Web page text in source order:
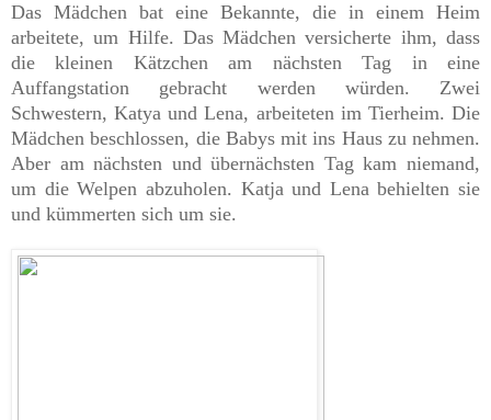
Das Mädchen bat eine Bekannte, die in einem Heim
arbeitete, um Hilfe. Das Mädchen versicherte ihm, dass
die kleinen Kätzchen am nächsten Tag in eine
Auffangstation gebracht werden würden. Zwei
Schwestern, Katya und Lena, arbeiteten im Tierheim. Die
Mädchen beschlossen, die Babys mit ins Haus zu nehmen.
Aber am nächsten und übernächsten Tag kam niemand,
um die Welpen abzuholen. Katja und Lena behielten sie
und kümmerten sich um sie.